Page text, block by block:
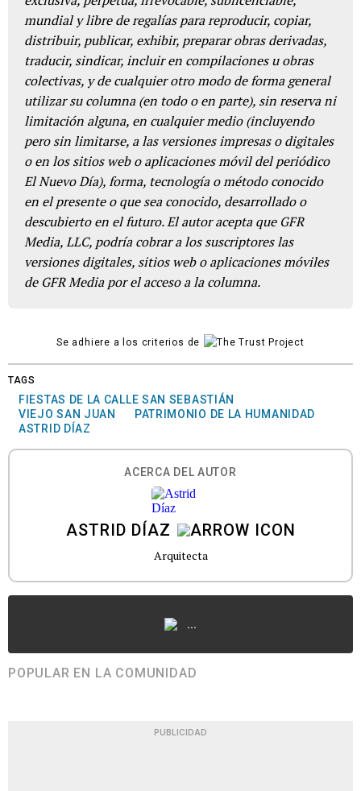
mundial y libre de regalías para reproducir, copiar,
distribuir, publicar, exhibir, preparar obras derivadas,
traducir, sindicar, incluir en compilaciones u obras
colectivas, y de cualquier otro modo de forma general
utilizar su columna (en todo o en parte), sin reserva ni
limitación alguna, en cualquier medio (incluyendo
pero sin limitarse, a las versiones impresas o digitales
o en los sitios web o aplicaciones móvil del periódico
El Nuevo Día), forma, tecnología o método conocido
en el presente o que sea conocido, desarrollado o
descubierto en el futuro. El autor acepta que GFR
Media, LLC, podría cobrar a los suscriptores las
versiones digitales, sitios web o aplicaciones móviles
de GFR Media por el acceso a la columna.
Se adhiere a los criterios de
TAGS
FIESTAS DE LA CALLE SAN SEBASTIÁN
VIEJO SAN JUAN
PATRIMONIO DE LA HUMANIDAD
ASTRID DÍAZ
ACERCA DEL AUTOR
ASTRID DÍAZ
Arquitecta
...
POPULAR EN LA COMUNIDAD
PUBLICIDAD